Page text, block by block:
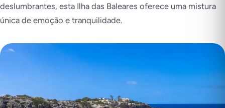
deslumbrantes, esta Ilha das Baleares oferece uma mistura
única de emoção e tranquilidade.